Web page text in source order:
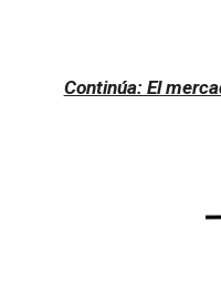
Continúa: El